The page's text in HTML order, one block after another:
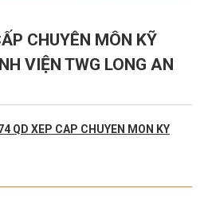
CHUYÊN MÔN KỸ
VIỆN TWG LONG AN
QD XEP CAP CHUYEN MON KY